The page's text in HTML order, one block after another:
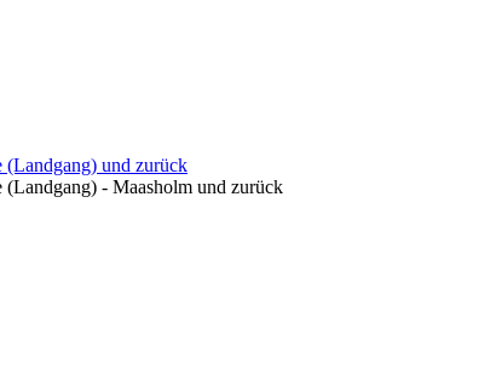
(Landgang) und zurück
- Maasholm und zurück